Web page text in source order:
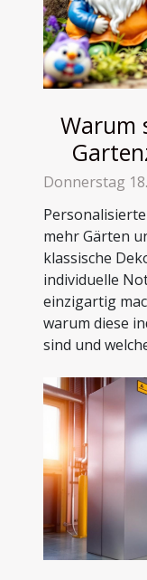
Warum
Donnerstag
mehr Gärten
klassische
individuelle
einzigartig
warum diese
sind und